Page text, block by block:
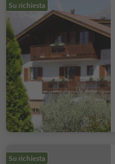
Su richiesta
Su richiesta